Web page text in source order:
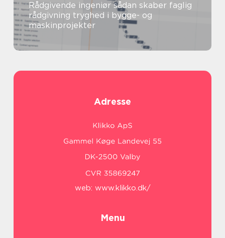
Rådgivende ingeniør sådan skaber faglig
rådgivning tryghed i bygge- og
maskinprojekter
Adresse
web: www.klikko.dk/
Menu